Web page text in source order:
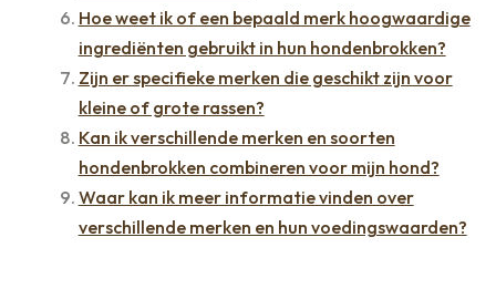
Hoe weet ik of een bepaald merk hoogwaardige
ingrediënten gebruikt in hun hondenbrokken?
Zijn er specifieke merken die geschikt zijn voor
kleine of grote rassen?
Kan ik verschillende merken en soorten
hondenbrokken combineren voor mijn hond?
Waar kan ik meer informatie vinden over
verschillende merken en hun voedingswaarden?